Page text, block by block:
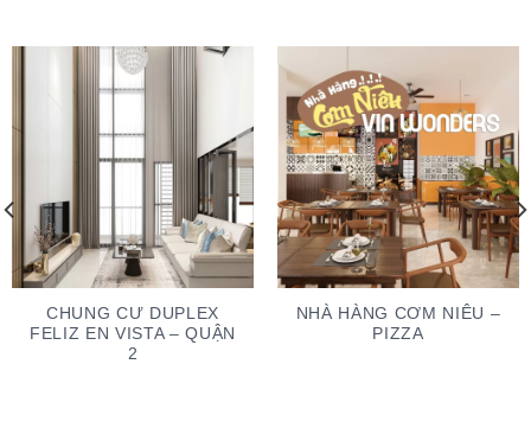
CHUNG CƯ DUPLEX
FELIZ EN VISTA – QUẬN
2
NHÀ HÀNG CƠM NIÊU –
PIZZA